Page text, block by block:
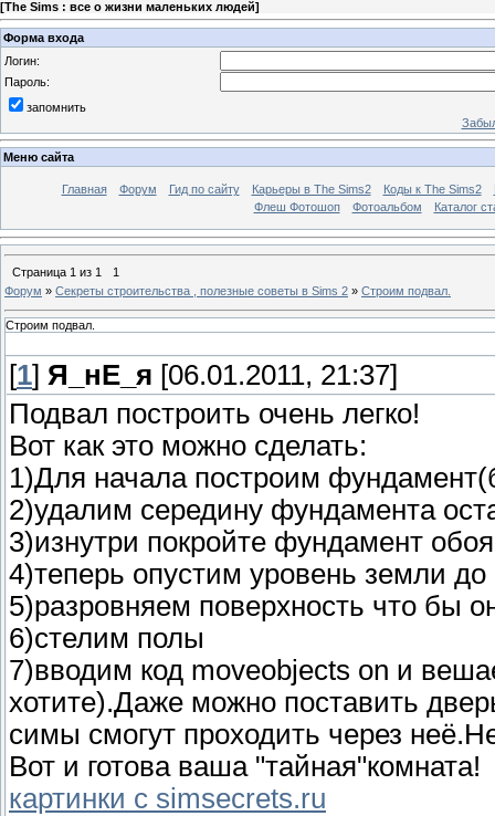
[The Sims : все о жизни маленьких людей]
Форма входа
Логин:
Пароль:
запомнить
Меню сайта
Главная Форум Гид по сайту Карьеры в The Sims2 Коды к The Sims2
Флеш Фотошоп
Фотоальбом Каталог
Страница 1 из 1
1
Форум » Секреты строительства , полезные советы в Sims 2 » Строим подвал.
Строим подвал.
[1] Я_нЕ_я [06.01.2011, 21:37]
Подвал построить очень легко!
Вот как это можно сделать:
1)Для начала построим
2)удалим середину фундамента
3)изнутри покройте фундамент
4)теперь опустим уровень земли до
5)разровняем поверхность что бы
6)стелим полы
7)вводим код moveobjects on и
хотите).Даже можно поставить
симы смогут проходить через
Вот и готова ваша "тайная"комната!
картинки с simsecrets.ru